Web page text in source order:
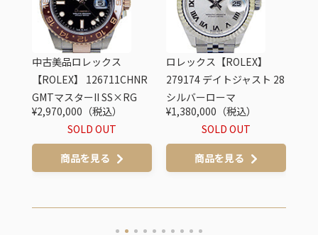
中古美品ロレックス
【ROLEX】 126711CHNR
GMTマスターII SS×RG
¥2,970,000（税込）
SOLD OUT
商品を見る
ロレックス【ROLEX】
279174 デイトジャスト 28
シルバーローマ
¥1,380,000（税込）
SOLD OUT
商品を見る